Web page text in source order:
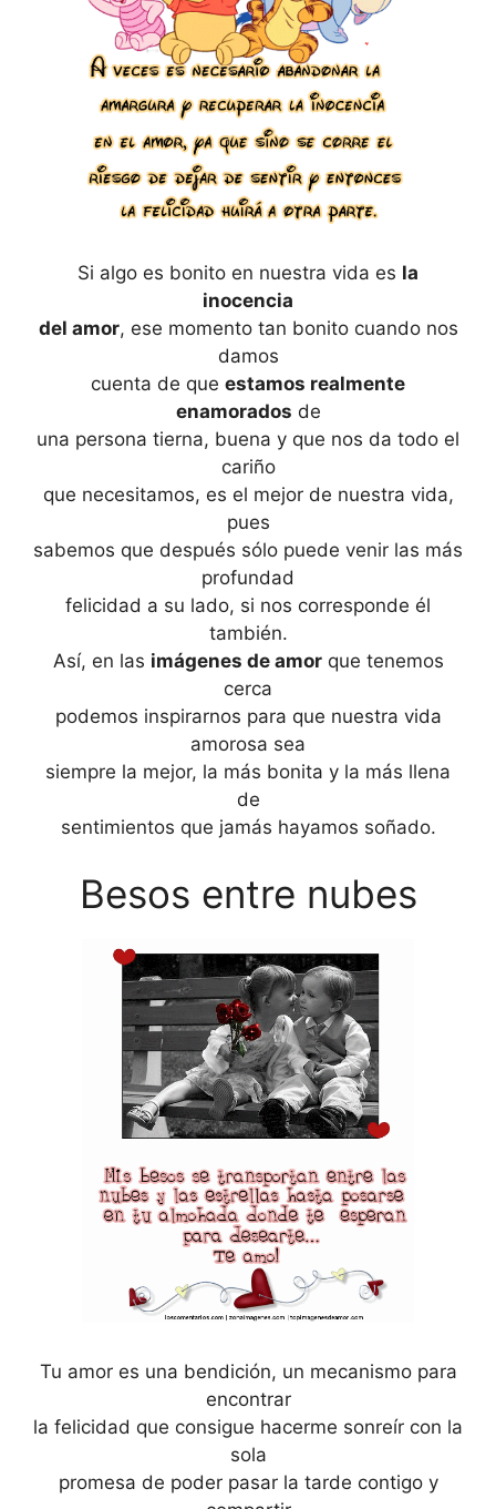
Si algo es bonito en nuestra vida es la
inocencia
del amor, ese momento tan bonito cuando nos
damos
cuenta de que estamos realmente
enamorados de
una persona tierna, buena y que nos da todo el
cariño
que necesitamos, es el mejor de nuestra vida,
pues
sabemos que después sólo puede venir las más
profundad
felicidad a su lado, si nos corresponde él
también.
Así, en las imágenes de amorque tenemos
cerca
podemos inspirarnos para que nuestra vida
amorosa sea
siempre la mejor, la más bonita y la más llena
de
sentimientos que jamás hayamos soñado.
Besos entre nubes
Tu amor es una bendición, un mecanismo para
encontrar
la felicidad que consigue hacerme sonreír con la
sola
promesa de poder pasar la tarde contigo y